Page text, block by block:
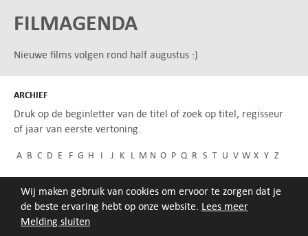
Melding sluiten
Wij maken gebruik van cookies om ervoor te zorgen dat je
de beste ervaring hebt op onze website. Lees meer
FILMAGENDA
Nieuwe films volgen rond half augustus :)
ARCHIEF
Druk op de beginletter van de titel of zoek op titel, regisseur
of jaar van eerste vertoning.
A B C D E F G H I J K L M N O P Q R S T U V W X Y Z